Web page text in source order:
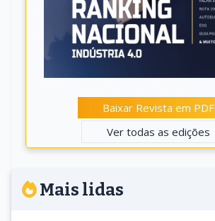
Baixar Revista em PDF
Ver todas as edições
Mais lidas